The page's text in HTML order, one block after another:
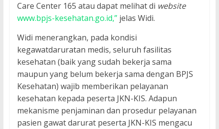
Care Center 165 atau dapat melihat di website
www.bpjs-kesehatan.go.id,” jelas Widi.
Widi menerangkan, pada kondisi
kegawatdaruratan medis, seluruh fasilitas
kesehatan (baik yang sudah bekerja sama
maupun yang belum bekerja sama dengan BPJS
Kesehatan) wajib memberikan pelayanan
kesehatan kepada peserta JKN-KIS. Adapun
mekanisme penjaminan dan prosedur pelayanan
pasien gawat darurat peserta JKN-KIS mengacu